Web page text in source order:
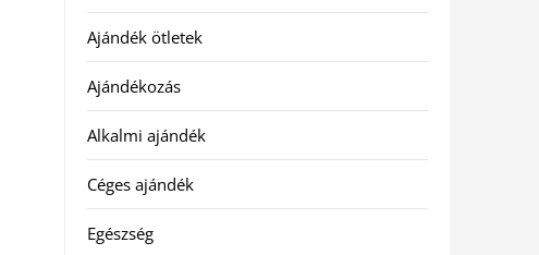
Ajándék ötletek
Ajándékozás
Alkalmi ajándék
Céges ajándék
Egészség